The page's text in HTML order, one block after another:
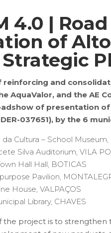
4.0 |
of Alto
and
AquaValor, and the AE
of presentation of
037651), by the 6
da Cultura – School
Silva Auditorium, VILA
Hall Hall, BOTICAS
Pavilion,
House, VALPAÇOS
Library, CHAVES
the project is to strengthen